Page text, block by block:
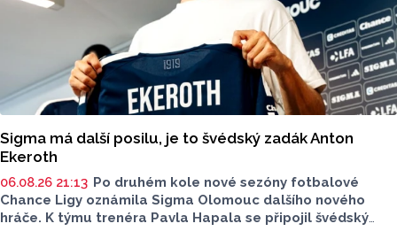
Sigma má další posilu, je to švédský zadák Anton
Ekeroth
06.08.26 21:13 Po druhém kole nové sezóny fotbalové
Chance Ligy oznámila Sigma Olomouc dalšího nového
hráče. K týmu trenéra Pavla Hapala se připojil švédský